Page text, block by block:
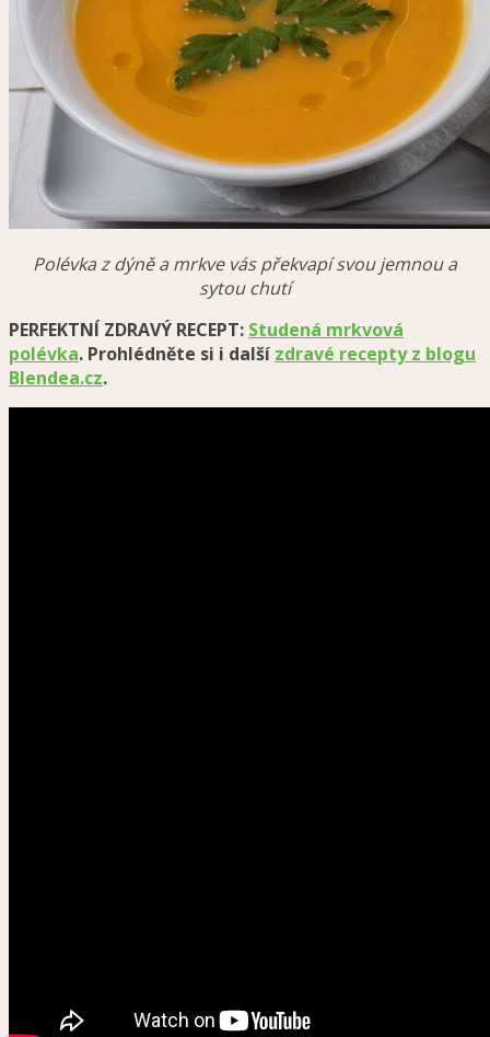
Polévka z dýně a mrkve vás překvapí svou jemnou a
sytou chutí
PERFEKTNÍ ZDRAVÝ RECEPT: Studená mrkvová
polévka. Prohlédněte si i další zdravé recepty z blogu
Blendea.cz.